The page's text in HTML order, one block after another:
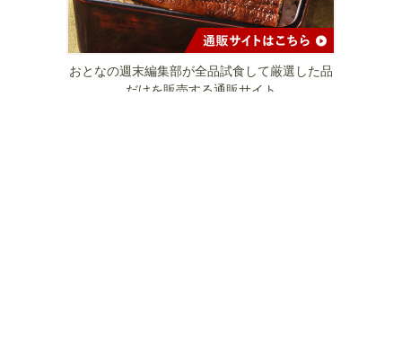
おとなの週末編集部が全品試食して厳選した品
だけを販売する通販サイト